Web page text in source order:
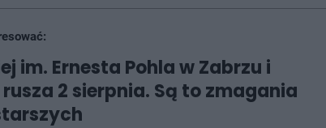
im. Ernesta Pohla w Zabrzu i
2 sierpnia. Są to zmagania